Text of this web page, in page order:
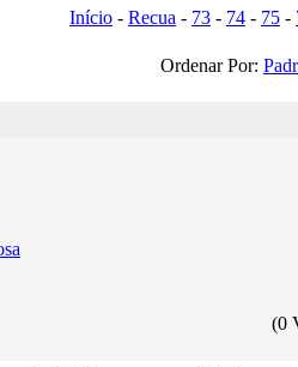
Início - Recua - 73 - 74 - 75 -
Ordenar Por:
(0